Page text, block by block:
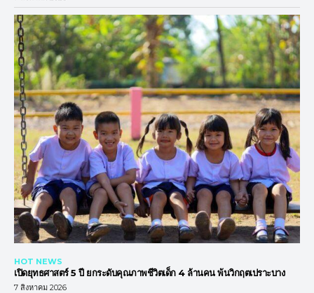
HOT NEWS
เปิดยุทธศาสตร์ 5 ปี ยกระดับคุณภาพชีวิตเด็ก 4 ล้านคน พ้นวิกฤตเปราะบาง
7 สิงหาคม 2026